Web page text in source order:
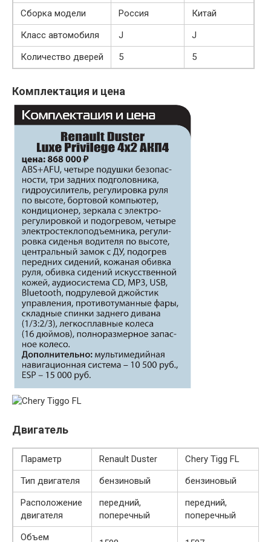
Сборка модели
Россия
Китай
Класс автомобиля
J
J
Количество дверей
5 5
Комплектация и цена
Двигатель
Параметр Renault Duster
Chery Tigg FL
Тип двигателя
бензиновый
бензиновый
Расположение
двигателя
передний,
поперечный
передний,
поперечный
Объем